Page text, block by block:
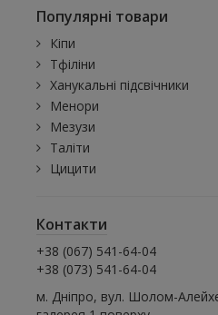
Популярні товари
Кіпи
Тфіліни
Ханукальні підсвічники
Менори
Мезузи
Таліти
Цицити
Контакти
+38 (067) 541-64-04
+38 (073) 541-64-04
м. Дніпро, вул. Шолом-